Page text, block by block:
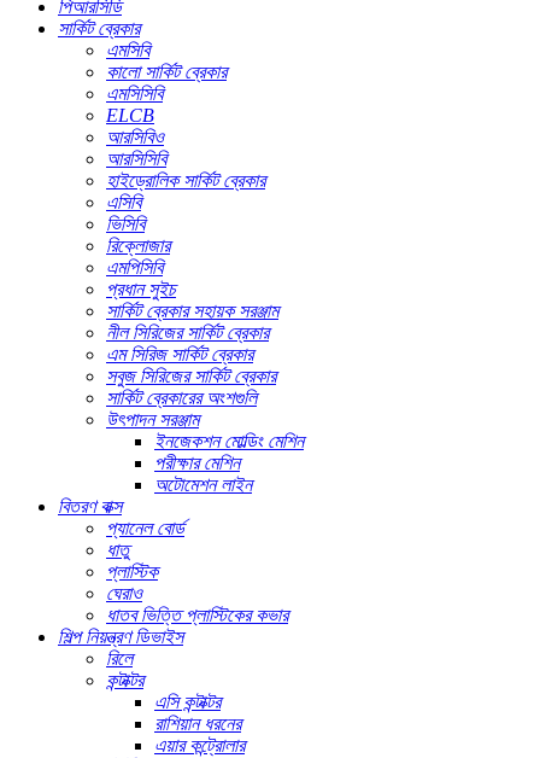
পিআরসিডি
সার্কিট ব্রেকার
এমসিবি
কালো সার্কিট ব্রেকার
এমসিসিবি
ELCB
আরসিবিও
আরসিসিবি
হাইড্রোলিক সার্কিট ব্রেকার
এসিবি
ভিসিবি
রিক্লোজার
এমপিসিবি
প্রধান সুইচ
সার্কিট ব্রেকার সহায়ক সরঞ্জাম
নীল সিরিজের সার্কিট ব্রেকার
এম সিরিজ সার্কিট ব্রেকার
সবুজ সিরিজের সার্কিট ব্রেকার
সার্কিট ব্রেকারের অংশগুলি
উৎপাদন সরঞ্জাম
ইনজেকশন মোল্ডিং মেশিন
পরীক্ষার মেশিন
অটোমেশন লাইন
বিতরণ বাক্স
প্যানেল বোর্ড
ধাতু
প্লাস্টিক
ঘেরাও
ধাতব ভিত্তি প্লাস্টিকের কভার
শিল্প নিয়ন্ত্রণ ডিভাইস
রিলে
কন্টাক্টর
এসি কন্টাক্টর
রাশিয়ান ধরনের
এয়ার কন্ট্রোলার